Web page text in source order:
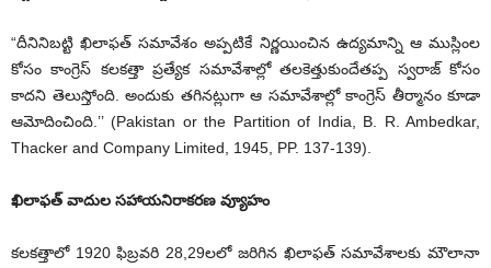
“దీనినిబట్టి ఖిలాఫత్ సమావేశం అప్పటికే నిర్ణయించిన ఉద్యమాన్ని ఆ ముస్లింల
కోసం కాంగ్రెస్ కలకత్తా ప్రత్యేక సమావేశాల్లో తలకెత్తుకుందేతప్ప స్వరాజ్ కోసం
కాదని తెలుస్తోంది. అందుకు తగినట్లుగా ఆ సమావేశాల్లో కాంగ్రెస్ తీర్మానం కూడా
ఆమోదించింది.’’ (Pakistan or the Partition of India, B. R. Ambedkar,
Thacker and Company Limited, 1945, PP. 137-139).
ఖిలాఫత్ వాదుల సహాయనిరాకరణ వ్యూహం
కలకత్తాలో 1920 ఫిబ్రవరి 28,29లలో జరిగిన ఖిలాఫత్ సమావేశాలకు మౌలానా